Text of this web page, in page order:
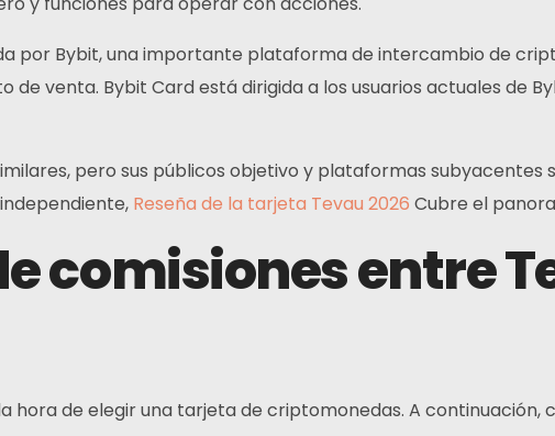
Principal: Hong Kong
por Bybit, una importante plataforma de intercambio de
venta. Bybit Card está dirigida a los usuarios actuales de
pero sus públicos objetivo y plataformas subyacentes
Reseña de la tarjeta Tevau 2026 Cubre el
comisiones entre
hora de elegir una tarjeta de criptomonedas. A